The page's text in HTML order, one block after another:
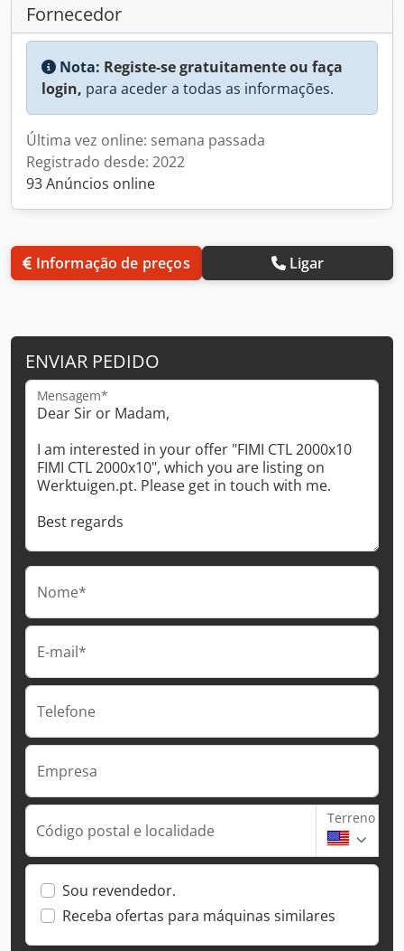
Fornecedor
Nota: Registe-se gratuitamente ou faça
login, para aceder a todas as informações.
Última vez online: semana passada
Registrado desde: 2022
93 Anúncios online
Informação de preços Ligar
ENVIAR PEDIDO
Mensagem*
Nome*
E-mail*
Telefone
Empresa
Código postal e localidade
Terreno
Sou revendedor.
Receba ofertas para máquinas similares